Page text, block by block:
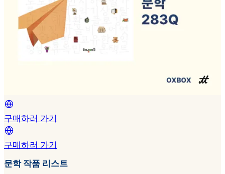
구매하러 가기
구매하러 가기
문학 작품 리스트